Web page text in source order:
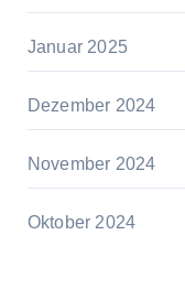
Januar 2025
Dezember 2024
November 2024
Oktober 2024